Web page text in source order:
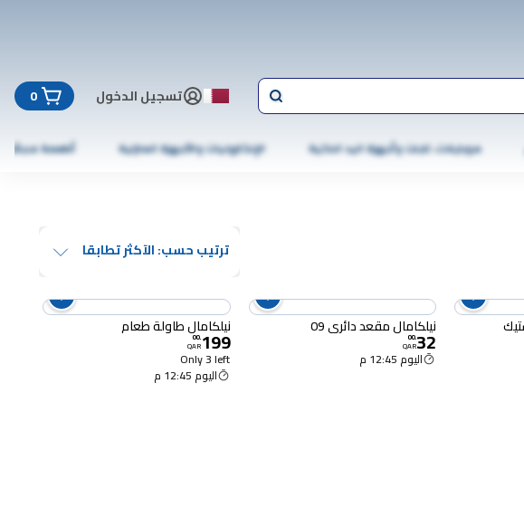
تسجيل الدخول 0
موبايلات، تابلت وأجهزة اليد الذكية الإلكترونيات والأجهزة المنزلية أطعمة مجمّدة
ترتيب حسب: الآكثر تطابقا
نيلكامال مقعد دائري 09
32
.
00
QAR
اليوم 12:45 م
نيلكامال طاولة طعام
199
.
00
QAR
Only 3 left
اليوم 12:45 م